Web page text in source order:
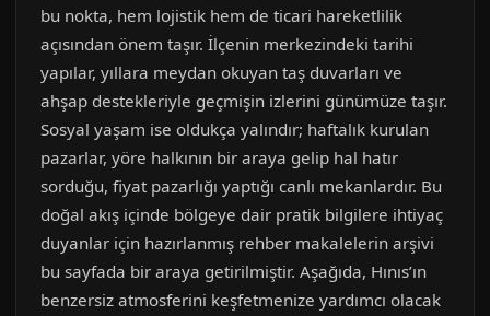
bu nokta, hem lojistik hem de ticari hareketlilik
açısından önem taşır. İlçenin merkezindeki tarihi
yapılar, yıllara meydan okuyan taş duvarları ve
ahşap destekleriyle geçmişin izlerini günümüze taşır.
Sosyal yaşam ise oldukça yalındır; haftalık kurulan
pazarlar, yöre halkının bir araya gelip hal hatır
sorduğu, fiyat pazarlığı yaptığı canlı mekanlardır. Bu
doğal akış içinde bölgeye dair pratik bilgilere ihtiyaç
duyanlar için hazırlanmış rehber makalelerin arşivi
bu sayfada bir araya getirilmiştir. Aşağıda, Hınıs’ın
benzersiz atmosferini keşfetmenize yardımcı olacak